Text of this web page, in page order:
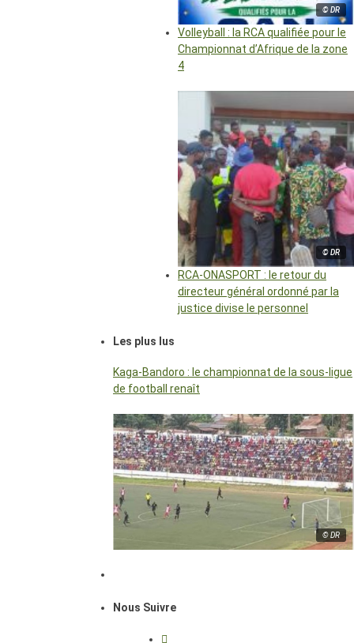
© DR
Volleyball : la RCA qualifiée pour le
Championnat d’Afrique de la zone
4
© DR
RCA-ONASPORT : le retour du
directeur général ordonné par la
justice divise le personnel
Les plus lus
Kaga-Bandoro : le championnat de la sous-ligue
de football renaît
© DR
Nous Suivre